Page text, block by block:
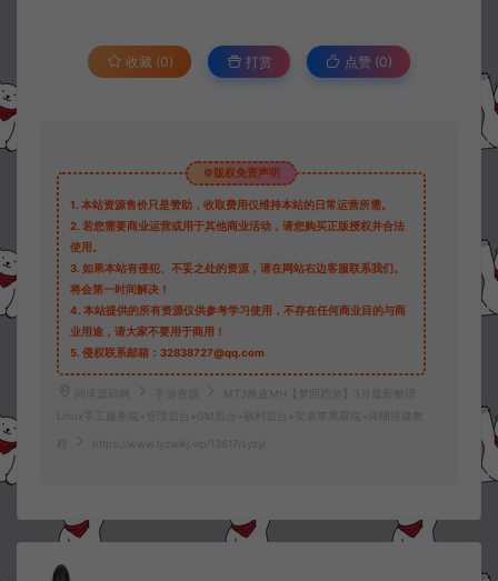
收藏 (0) 打赏 点赞 (0)
©版权免责声明
1. 本站资源售价只是赞助，收取费用仅维持本站的日常运营所需。
2. 若您需要商业运营或用于其他商业活动，请您购买正版授权并合法
使用。
3. 如果本站有侵犯、不妥之处的资源，请在网站右边客服联系我们。
将会第一时间解决！
4. 本站提供的所有资源仅供参考学习使用，不存在任何商业目的与商
业用途，请大家不要用于商用！
5. 侵权联系邮箱：32838727@qq.com
阿泽源码网 手游资源
MT3换皮MH【梦回西游】3月最新整理
Linux手工服务端+管理后台+GM后台+福利后台+安卓苹果双端+详细搭建教
https://www.lyzwlkj.vip/13617/syzy/